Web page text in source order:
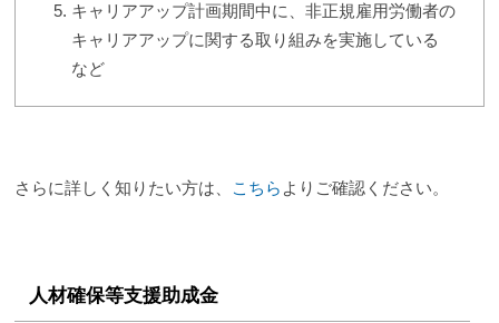
キャリアアップ計画期間中に、非正規雇用労働者の
キャリアアップに関する取り組みを実施している
など
さらに詳しく知りたい方は、 こちら よりご確認ください。
人材確保等支援助成金